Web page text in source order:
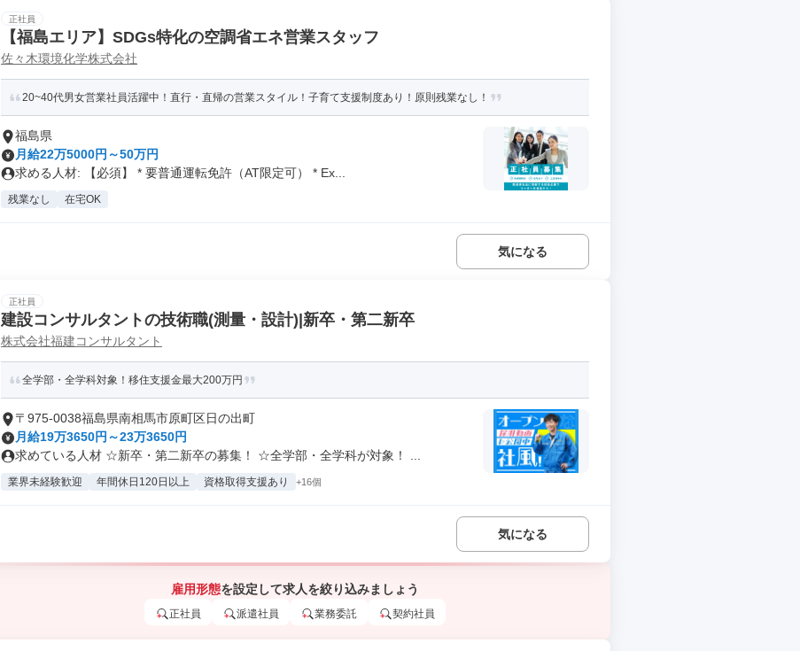
正社員
【福島エリア】SDGs特化の空調省エネ営業スタッフ
佐々木環境化学株式会社
20~40代男女営業社員活躍中！直行・直帰の営業スタイル！子育て支援制度あり！原則残業なし！
福島県
月給22万5000円～50万円
求める人材: 【必須】 * 要普通運転免許（AT限定可） * Ex...
残業なし 在宅OK
気になる
正社員
建設コンサルタントの技術職(測量・設計)|新卒・第二新卒
株式会社福建コンサルタント
全学部・全学科対象！移住支援金最大200万円
〒975-0038福島県南相馬市原町区日の出町
月給19万3650円～23万3650円
求めている人材 ☆新卒・第二新卒の募集！ ☆全学部・全学科が対象！ ...
業界未経験歓迎 年間休日120日以上 資格取得支援あり +16個
気になる
雇用形態を設定して求人を絞り込みましょう
正社員 派遣社員 業務委託 契約社員